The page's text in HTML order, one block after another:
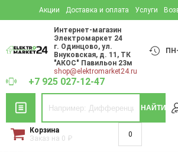
Акции Доставка и оплата Услуги
Интернет-магазин
Электромаркет 24
г. Одинцово,ул.
Внуковская, д. 11 , ТК
"АКОС" Павильон 23м
shop@elektromarket24.ru
+7 925 027-12-47
НАЙТИ
Корзина
Заказ на 0 ₽ 0